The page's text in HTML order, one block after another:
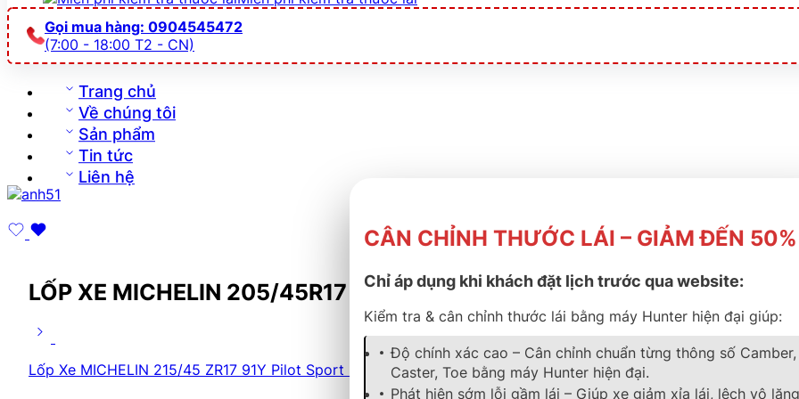
Gọi mua hàng: 0904545472
(7:00 - 18:00 T2 - CN)
Trang chủ
Về chúng tôi
Sản phẩm
Tin tức
Liên hệ
LỐP XE MICHELIN 205/45R17 88Y PILOT SPORT 5
Lốp Xe MICHELIN 215/45 ZR17 91Y Pilot Sport 5
CÂN CHỈNH THƯỚC LÁI – GIẢM ĐẾN 50%
Chỉ áp dụng khi khách đặt lịch trước qua website:
Kiểm tra & cân chỉnh thước lái bằng máy Hunter hiện đại giúp:
Độ chính xác cao – Cân chỉnh chuẩn từng thông số Camber,
Caster, Toe bằng máy Hunter hiện đại.
Phát hiện sớm lỗi gầm lái – Giúp xe giảm xỉa lái, lệch vô